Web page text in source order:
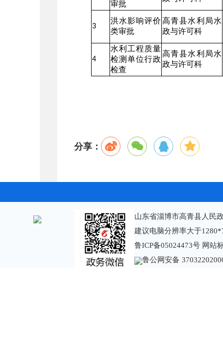
审批
3
洪水影响评价
类审批
高青县水利局水
政与许可科
4
水利工程质量
检测单位行政
检查
高青县水利局水
政与许可科
分享：
山东省淄博市高青县人民
建议电脑分辨率大于
鲁ICP备05024473号 网站
鲁公网安备